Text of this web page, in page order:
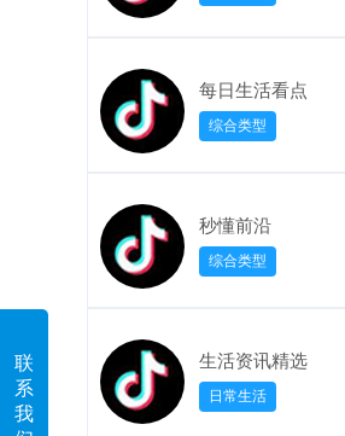
联
系
我
每日生活看点
综合类型
秒懂前沿
综合类型
生活资讯精选
日常生活